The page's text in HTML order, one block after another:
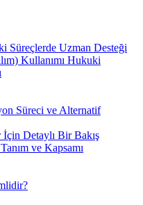
Süreçlerde Uzman Desteği
Kullanımı Hukuki
Süreci ve Alternatif
Detaylı Bir Bakış
ve Kapsamı